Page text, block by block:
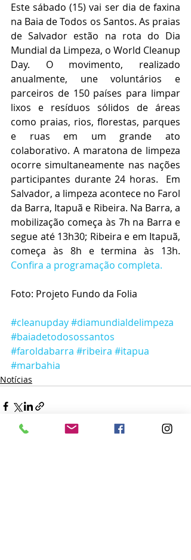
Este sábado (15) vai ser dia de faxina
na Baia de Todos os Santos. As praias
de Salvador estão na rota do Dia
Mundial da Limpeza, o World Cleanup
Day. O movimento, realizado
anualmente, une voluntários e
parceiros de 150 países para limpar
lixos e resíduos sólidos de áreas
como praias, rios, florestas, parques
e ruas em um grande ato
colaborativo. A maratona de limpeza
ocorre simultaneamente nas nações
participantes durante 24 horas.  Em
Salvador, a limpeza acontece no Farol
da Barra, Itapuã e Ribeira. Na Barra, a
mobilização começa às 7h na Barra e
segue até 13h30; Ribeira e em Itapuã,
Confira a programação completa.
Foto: Projeto Fundo da Folia
#cleanupday#diamundialdelimpeza
#baiadetodosossantos
#faroldabarra #ribeira #itapua
#marbahia
Notícias